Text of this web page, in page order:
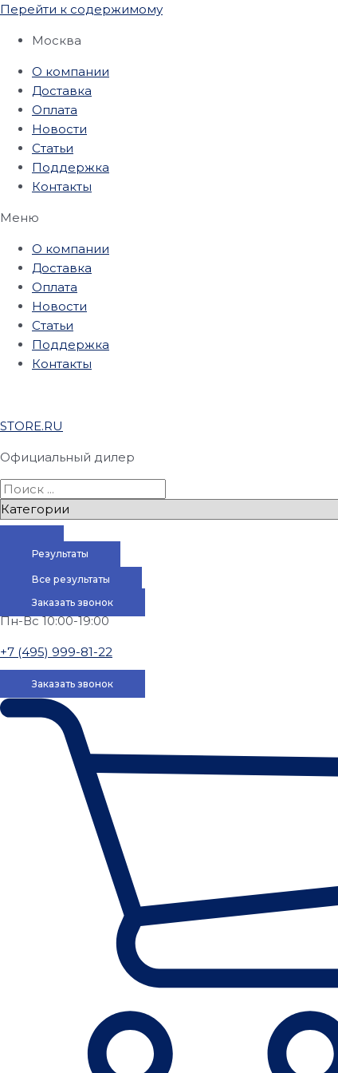
Перейти к содержимому
Москва
О компании
Доставка
Оплата
Новости
Статьи
Поддержка
Контакты
Меню
О компании
Доставка
Оплата
Новости
Статьи
Поддержка
Контакты
STORE.RU
Официальный дилер
Результаты
Все результаты
Заказать звонок
Пн-Вс 10:00-19:00
+7 (495) 999-81-22
Заказать звонок